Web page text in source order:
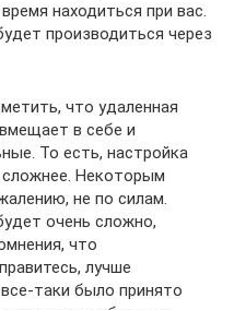
находиться при вас.
производиться через
что удаленная
в себе и
То есть, настройка
сложнее. Некоторым
не по силам.
очень сложно,
что
лучше
таки было принято